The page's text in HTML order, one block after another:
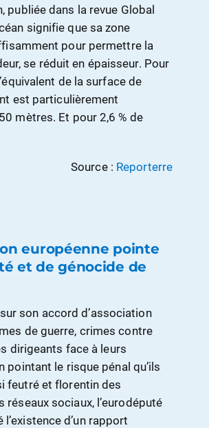
publiée dans la revue Global
signifie que sa zone
pour permettre la
se réduit en épaisseur. Pour
de la surface de
est particulièrement
mètres. Et pour 2,6 % de
Source : Reporterre
européenne pointe
et de génocide de
son accord d’association
de guerre, crimes contre
dirigeants face à leurs
le risque pénal qu’ils
feutré et florentin des
sociaux, l’eurodéputé
d’un rapport